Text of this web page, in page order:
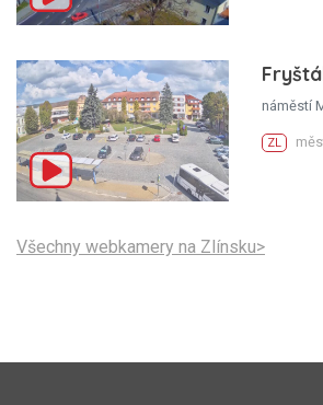
náměstí
ZL
Všechny webkamery na Zlínsku>